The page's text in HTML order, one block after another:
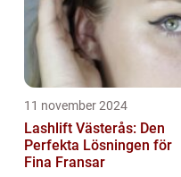
11 november 2024
Lashlift Västerås: Den
Perfekta Lösningen för
Fina Fransar